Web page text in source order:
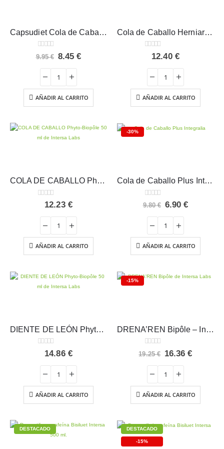
Capsudiet Cola de Caballo Plameca 40 cápsulas
0 out of 5
9.95€ El
original
era:
9.95 €.
8.45€El
8.45 €.
AÑADIR AL CARRITO
Cola de Caballo Herniaria Estado Puro 100 perlas
out of 5
12.40 €
AÑADIR AL CARRITO
COLA DE CABALLO Phyto-Biopôle 50 ml – Intersa
out of 5
12.23 €
AÑADIR AL CARRITO
-30%
Cola de Caballo Plus Integralia 60 cápsulas
0 out of 5
9.80€ El
era:
9.80 €.
6.90€El
6.90 €.
AÑADIR AL CARRITO
DIENTE DE LEÓN Phyto-Biopôle 50 ml – Intersa
out of 5
14.86 €
AÑADIR AL CARRITO
-15%
DRENA’REN Bipôle – Intersa Labs
0 out of 5
19.25€ El
original
era:
19.25 €.
16.36€El
16.36 €.
AÑADIR AL CARRITO
DESTACADO DESTACADO
-15%